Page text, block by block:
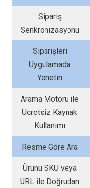
Sipariş
Senkronizasyonu
Siparişleri
Uygulamada
Yönetin
Arama Motoru ile
Ücretsiz Kaynak
Kullanımı
Resme Göre Ara
Ürünü SKU veya
URL ile Doğrudan